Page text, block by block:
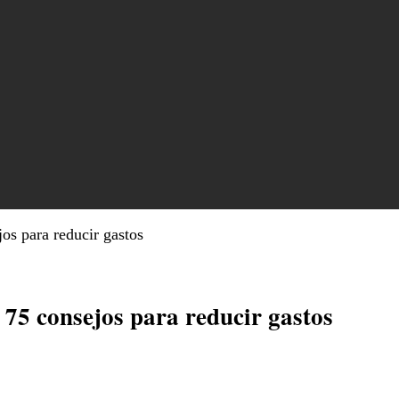
para reducir gastos
consejos para reducir gastos